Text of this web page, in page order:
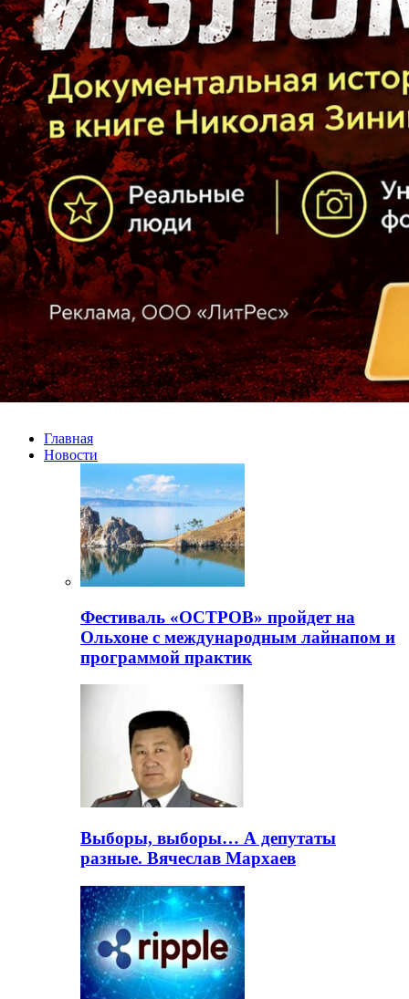
Главная
Новости
Фестиваль «ОСТРОВ» пройдет на
Ольхоне с международным лайнапом и
программой практик
Выборы, выборы… А депутаты
разные. Вячеслав Мархаев